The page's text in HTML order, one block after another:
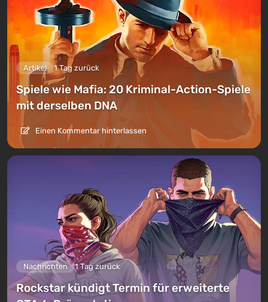
Artikel 1 Tag zurück
Spiele wie Mafia: 20 Kriminal-Action-Spiele
mit derselben DNA
Einen Kommentar hinterlassen
Nachrichten 1 Tag zurück
Rockstar kündigt Termin für erweiterte